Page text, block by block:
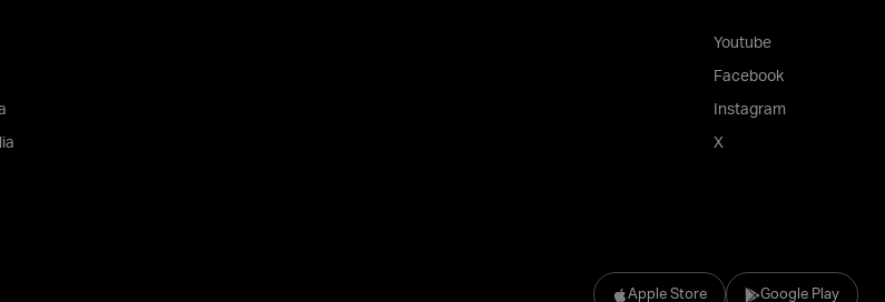
Apple Store Google Play
Youtube
Facebook
Instagram
X